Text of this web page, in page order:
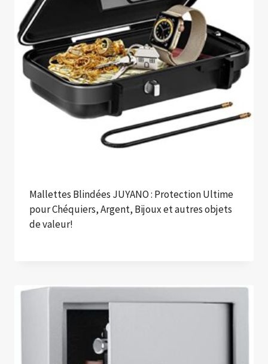
Mallettes Blindées JUYANO : Protection Ultime
pour Chéquiers, Argent, Bijoux et autres objets
de valeur!